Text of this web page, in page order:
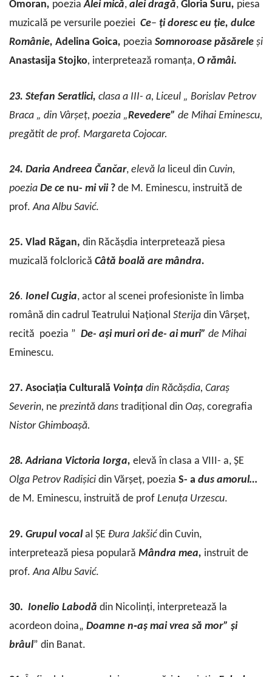
Omoran, poeziaAlei mică, alei dragă, Gloria Suru, piesa
muzicală pe versurile poeziei Ce– ți doresc eu ție, dulce
Românie, Adelina Goica, poezia Somnoroase păsărele și
Anastasija Stojko, interpretează romanța, O rămâi.
23. Stefan Seratlici, clasa a III- a, Liceul „ Borislav Petrov
Braca „ din Vârșeț, poezia „Revedere” de Mihai Eminescu,
pregătit de prof. Margareta Cojocar.
24. Daria Andreea Čančar, elevă la liceul din Cuvin,
poezia De ce nu- mi vii ? de M. Eminescu, instruită de
prof.Ana Albu Savić.
25. Vlad Răgan, din Răcășdia interpretează piesa
muzicală folclorică Câtă boală are mândra.
26. Ionel Cugia, actor al scenei profesioniste în limba
română din cadrul Teatrului Național Sterija din Vârșeț,
recită poezia ” De- ași muri ori de- ai muri” de Mihai
Eminescu.
27. Asociația Culturală Voința din Răcășdia, Caraș
Severin, ne prezintă dans tradițional din Oaș, coregrafia
Nistor Ghimboașă.
28. Adriana Victoria Iorga, elevă în clasa a VIII- a, ȘE
Olga Petrov Radișici din Vărșeț, poezia S- a dus amorul…
de M. Eminescu, instruită de prof Lenuța Urzescu.
29. Grupul vocal al ȘE Đura Jakšićdin Cuvin,
interpretează piesa populară Mândra mea, instruit de
prof.Ana Albu Savić.
30. Ionelio Labodă din Nicolinți, interpretează la
acordeon doina„ Doamne n‐aș mai vrea să mor” și
brâul” din Banat.